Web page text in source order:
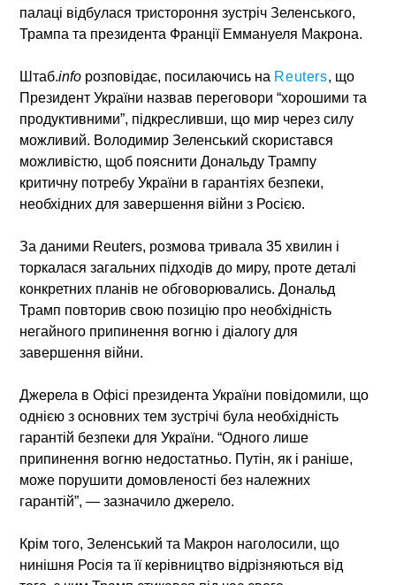
палаці відбулася тристороння зустріч Зеленського,
Трампа та президента Франції Еммануеля Макрона.
Штаб.info розповідає, посилаючись на Reuters, що
Президент України назвав переговори “хорошими та
продуктивними”, підкресливши, що мир через силу
можливий. Володимир Зеленський скористався
можливістю, щоб пояснити Дональду Трампу
критичну потребу України в гарантіях безпеки,
необхідних для завершення війни з Росією.
За даними Reuters, розмова тривала 35 хвилин і
торкалася загальних підходів до миру, проте деталі
конкретних планів не обговорювались. Дональд
Трамп повторив свою позицію про необхідність
негайного припинення вогню і діалогу для
завершення війни.
Джерела в Офісі президента України повідомили, що
однією з основних тем зустрічі була необхідність
гарантій безпеки для України. “Одного лише
припинення вогню недостатньо. Путін, як і раніше,
може порушити домовленості без належних
гарантій”, — зазначило джерело.
Крім того, Зеленський та Макрон наголосили, що
нинішня Росія та її керівництво відрізняються від